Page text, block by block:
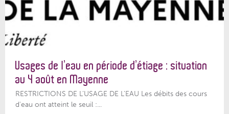
Usages de l’eau en période d’étiage : situation
au 4 août en Mayenne
RESTRICTIONS DE L’USAGE DE L’EAU Les débits des cours
d'eau ont atteint le seuil :...